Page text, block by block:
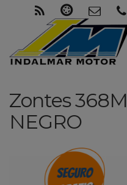
Zontes368M
NEGRO